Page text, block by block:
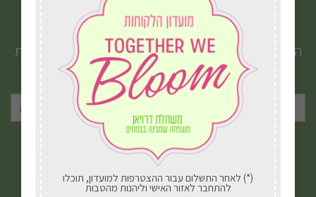
(*) לאחר התשלום עבור ההצטרפות למועדון, תוכלו
להתחבר לאזור האישי וליהנות מהטבות
סוגים.
ניתן
לבחור
את
האפשרויות
בעמוד
הצטרפו לניוזלטר שלנו
הטבות, מבצעים, עדכונים וטיפים חמים ישירות לתיבת
המייל שלכם.
אני מאשר/ת את תנאי הפרטיות